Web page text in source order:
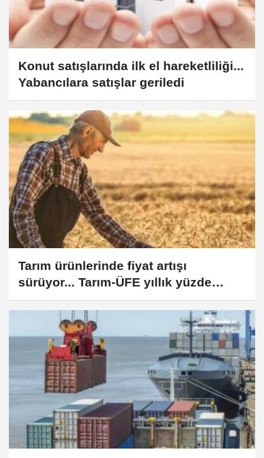
Konut satışlarında ilk el hareketliliği...
Yabancılara satışlar geriledi
Tarım ürünlerinde fiyat artışı
sürüyor... Tarım-ÜFE yıllık yüzde
42,53 yükseldi